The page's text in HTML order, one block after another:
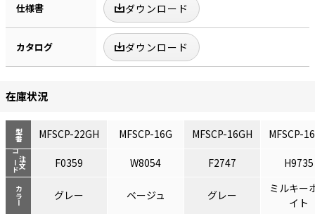
仕様書 ダウンロード
カタログ ダウンロード
在庫状況
型番
注文
コード
カラー
MFSCP-22GH MFSCP-16G MFSCP-16GH MFSCP-
F0359 W8054 F2747 H9735
グレー ベージュ グレー
ミルキー
イト